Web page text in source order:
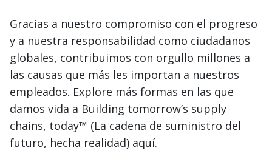
Gracias a nuestro compromiso con el progreso
y a nuestra responsabilidad como ciudadanos
globales, contribuimos con orgullo millones a
las causas que más les importan a nuestros
empleados. Explore más formas en las que
damos vida a Building tomorrow’s supply
chains, today™ (La cadena de suministro del
futuro, hecha realidad) aquí.